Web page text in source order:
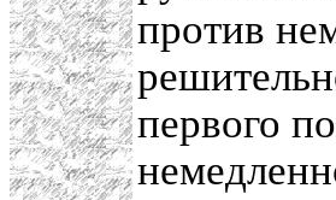
против
первого